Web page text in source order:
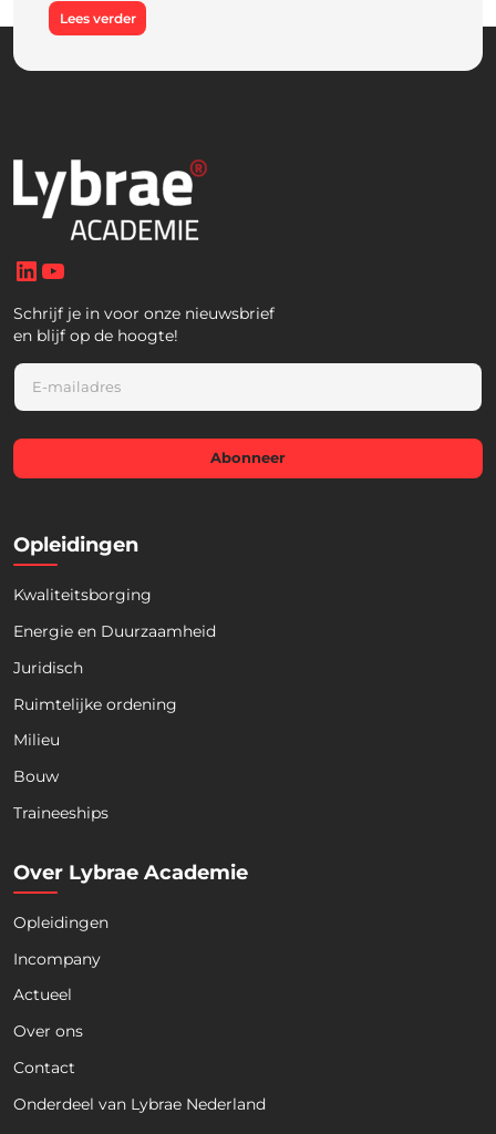
Lees verder
LinkedIn
Schrijf je in voor onze nieuwsbrief
en blijf op de hoogte!
E
a
i
*
Abonneer
Opleidingen
Kwaliteitsborging
Energie en Duurzaamheid
Juridisch
Ruimtelijke ordening
Milieu
Bouw
Traineeships
Over Lybrae Academie
Opleidingen
Incompany
Actueel
Over ons
Contact
Onderdeel van Lybrae Nederland
Download nu de opleidingsgids!
Naam